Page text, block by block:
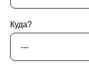
Куда?